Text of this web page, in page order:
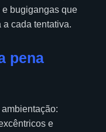
bugigangas que
cada tentativa.
pena
e